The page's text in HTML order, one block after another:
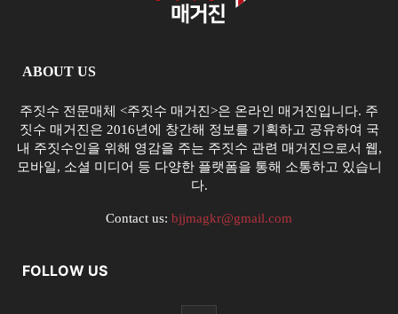
ABOUT US
주짓수 전문매체 <주짓수 매거진>은 온라인 매거진입니다. 주
짓수 매거진은 2016년에 창간해 정보를 기획하고 공유하여 국
내 주짓수인을 위해 영감을 주는 주짓수 관련 매거진으로서 웹,
모바일, 소셜 미디어 등 다양한 플랫폼을 통해 소통하고 있습니
다.
Contact us: bjjmagkr@gmail.com
FOLLOW US